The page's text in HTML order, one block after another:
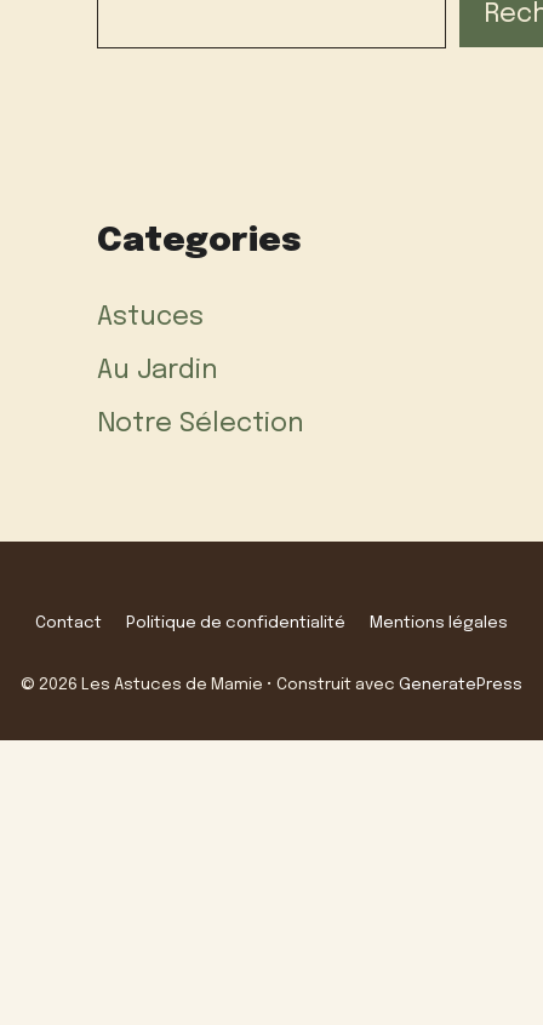
Categories
Astuces
Au Jardin
Notre Sélection
Contact Politique de confidentialité Mentions légales
© 2026 Les Astuces de Mamie • Construit avec GeneratePress